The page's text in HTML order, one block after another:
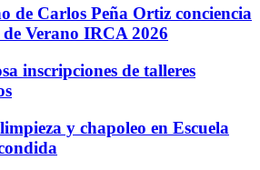
de Carlos Peña Ortiz conciencia
Verano IRCA 2026
inscripciones de talleres
y chapoleo en Escuela